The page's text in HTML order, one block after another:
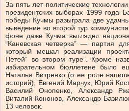
За пять лет политические
президентских выборах 1999 года
победы Кучмы разыграла две
выведение во второй тур
фоне даже Кучма выглядел
“Каневская четверка” — партия
который мешал реализации
Петей” во втором туре”. Кроме
избирательном бюллетене было
Наталья Витренко (о ее роле
историй), Евгений Марчук, Юрий
Василий Онопенко, Александр
Виталий Кононов, Александр
13 человек.